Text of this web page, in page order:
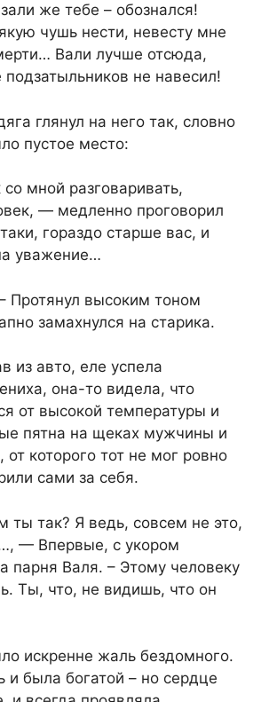
же тебе – обознался!
чушь нести, невесту мне
Вали лучше отсюда,
подзатыльников не навесил!
глянул на него так, словно
пустое место:
мной разговаривать,
— медленно проговорил
гораздо старше вас, и
уважение…
Протянул высоким тоном
замахнулся на старика.
из авто, еле успела
она-то видела, что
от высокой температуры и
пятна на щеках мужчины и
от которого тот не мог ровно
сами за себя.
ты так? Я ведь, совсем не это,
— Впервые, с укором
парня Валя. – Этому человеку
Ты, что, не видишь, что он
искренне жаль бездомного.
и была богатой – но сердце